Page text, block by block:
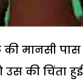
की मानसी
उस की